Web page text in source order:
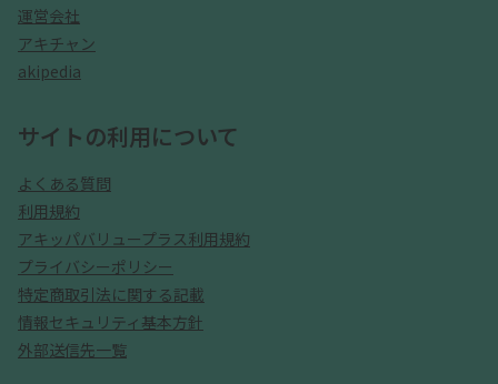
運営会社
アキチャン
akipedia
サイトの利用について
よくある質問
利用規約
アキッパバリュープラス利用規約
プライバシーポリシー
特定商取引法に関する記載
情報セキュリティ基本方針
外部送信先一覧